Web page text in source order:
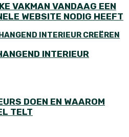
VAKMAN VANDAAG EEN
WEBSITE NODIG HEEFT
INTERIEUR
DOEN EN WAAROM
TELT